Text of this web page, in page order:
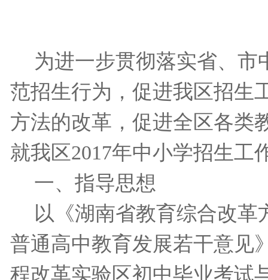
为进一步贯彻落实省、
范招生行为，促进我区招生
方法的改革，促进全区各类
就我区2017年中小学招生工
一、指导思想
以《湖南省教育综合改革
普通高中教育发展若干意见
程改革实验区初中毕业考试